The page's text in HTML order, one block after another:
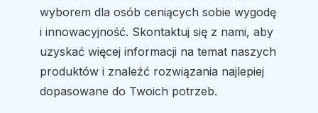
wyborem dla osób ceniących sobie wygodę
i innowacyjność. Skontaktuj się z nami, aby
uzyskać więcej informacji na temat naszych
produktów i znaleźć rozwiązania najlepiej
dopasowane do Twoich potrzeb.